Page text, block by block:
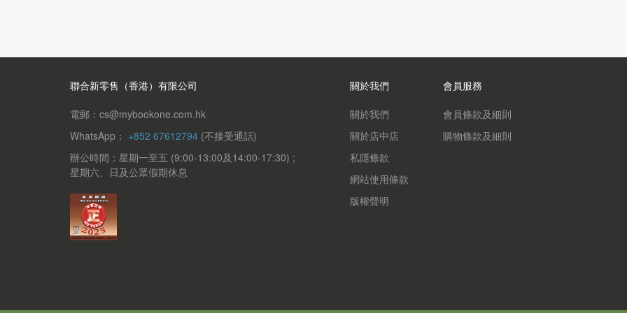
聯合新零售（香港）有限公司
電郵：cs@mybookone.com.hk
WhatsApp： +852 67612794 (不接受通話)
辦公時間：星期一至五 (9:00-13:00及14:00-17:30) ;
星期六、日及公眾假期休息
關於我們
關於我們
關於店中店
私隱條款
網站使用條款
版權聲明
會員服務
會員條款及細則
購物條款及細則